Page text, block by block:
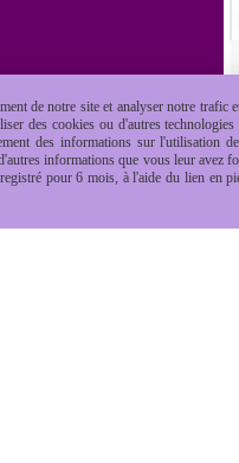
de notre site et analyser notre
des cookies ou d'autres
des informations sur l'utilisation
informations que vous leur avez
pour 6 mois, à l'aide du lien en